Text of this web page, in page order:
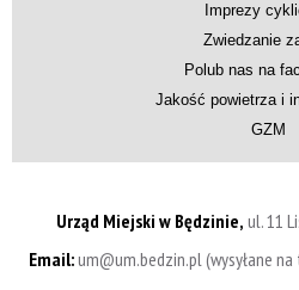
Imprezy
Zwiedzanie
Polub nas na
Jakość powietrza i
GZM
Urząd Miejski w Będzinie, ul. 11
Email:um@um.bedzin.pl (wysyłane